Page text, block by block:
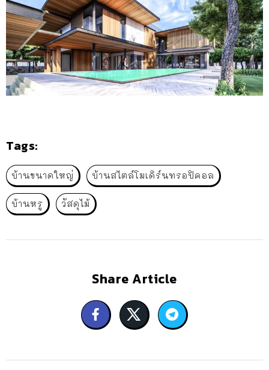
Tags:
บ้านขนาดใหญ่ บ้านสไตล์โมเดิร์นทรอปิคอล
บ้านหรู วัสดุไม้
Share Article